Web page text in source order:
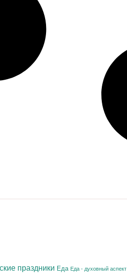
праздники Еда Еда - духовный аспект